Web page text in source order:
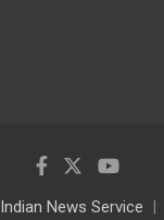
Indian News Service